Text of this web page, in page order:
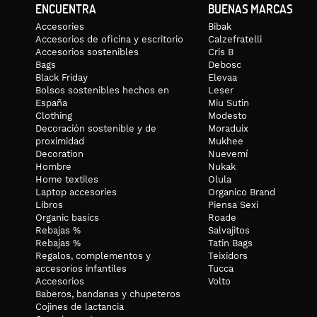
ENCUENTRA
Accesories
Accesorios de oficina y escritorio
Accesorios sostenibles
Bags
Black Friday
Bolsos sostenibles hechos en
España
Clothing
Decoración sostenible y de
proximidad
Decoration
Hombre
Home textiles
Laptop accesories
Libros
Organic basics
Rebajas %
Rebajas %
Regalos, complementos y
accesorios infantiles
Accesorios
Baberos, bandanas y chupeteros
Cojines de lactancia
BUENAS MARCAS
Bibak
Calzefratelli
Cris B
Debosc
Elevaa
Leser
Miu Sutin
Modesto
Moraduix
Mukhee
Nuevemí
Nukak
Olula
Organico Brand
Piensa Sexi
Roade
Salvajitos
Tatin Bags
Teixidors
Tucca
Volto